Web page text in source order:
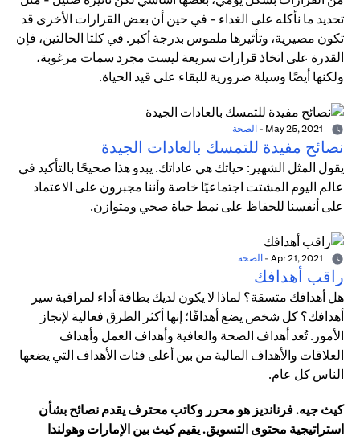
تحديد ما نأكله على الغداء - في حين أن بعض القرارات الأخرى قد
تكون مصيرية، وتأثيرها ملموس بدرجة أكبر. في كلتا الحالتين، فإن
القدرة على اتخاذ قرارات سريعة ليست مجرد سمات مرغوبة،
ولكنها أيضًا وسيلة ضرورية للبقاء على قيد الحياة.
- الصحة
نصائح مفيدة للتمسك بالعادات الجيدة
يقول المثل الشهير: حياتك هي عاداتك. يبدو هذا صحيحًا بالتأكيد في
عالم اليوم المشتت اجتماعيًا خاصة وأننا مجبرون على الاعتماد
على أنفسنا للحفاظ على نمط حياة صحي ومتوازن.
- الصحة
راقب أهدافك
هل أهدافك متسقة؟ لماذا لا يكون لديك بطاقة أداء لمراقبة سير
أهدافك؟ كل شخص يضع أهدافًا؛ إنها أكثر الطرق فعالية لإنجاز
الأمور. تُعد أهداف الصحة والعافية وأهداف العمل وأهداف
العلاقات والأهداف المالية من بين أعلى فئات الأهداف التي يضعها
الناس كل عام.
كيث جيه. فرنانديز هو محرر وكاتب محترف يقدم نصائح بشأن
استراتيجية محتوى التسويق. يقيم كيث بين الإمارات وهولندا